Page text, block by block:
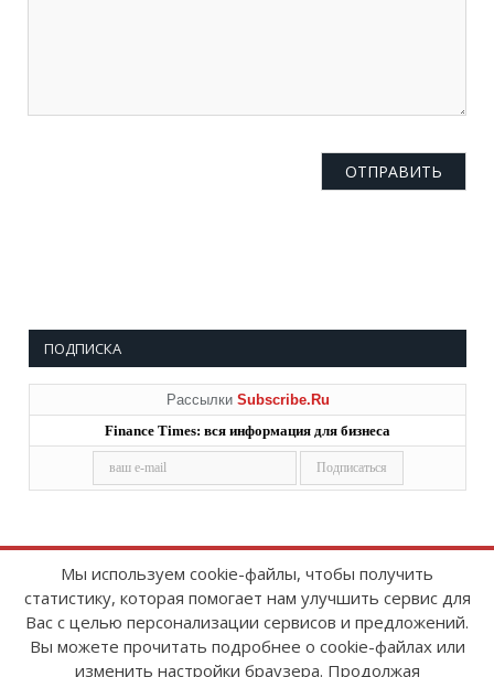
ПОДПИСКА
Рассылки Subscribe.Ru
Finance Times: вся информация для бизнеса
Copyright © 2008-2026FinanceTimes
Зарегистрировано в Роскомнадзоре
Свидетельство о регистрации СМИ:
серия Эл № ФС77-86300 от 10 ноября 2023 г
Мы используем cookie-файлы, чтобы получить
статистику, которая помогает нам улучшить сервис для
Вас с целью персонализации сервисов и предложений.
Вы можете прочитать подробнее о cookie-файлах или
изменить настройки браузера. Продолжая